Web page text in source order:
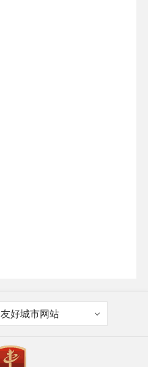
友好城市网站